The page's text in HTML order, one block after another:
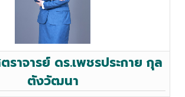
ราจารย์ ดร.เพชรประกาย กุล
ตังวัฒนา